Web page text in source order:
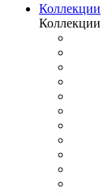
Коллекции
Коллекции